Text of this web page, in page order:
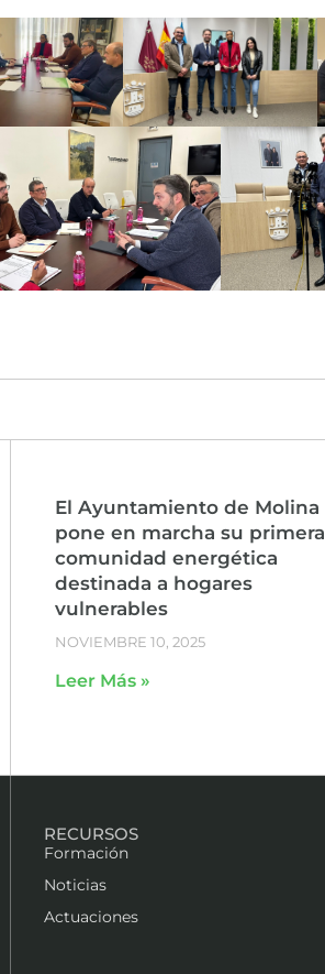
El Ayuntamiento de Molina
pone en marcha su primera
comunidad energética
destinada a hogares
vulnerables
NOVIEMBRE 10, 2025
Leer Más »
RECURSOS
Formación
Noticias
Actuaciones